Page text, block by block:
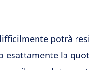
potrà
la